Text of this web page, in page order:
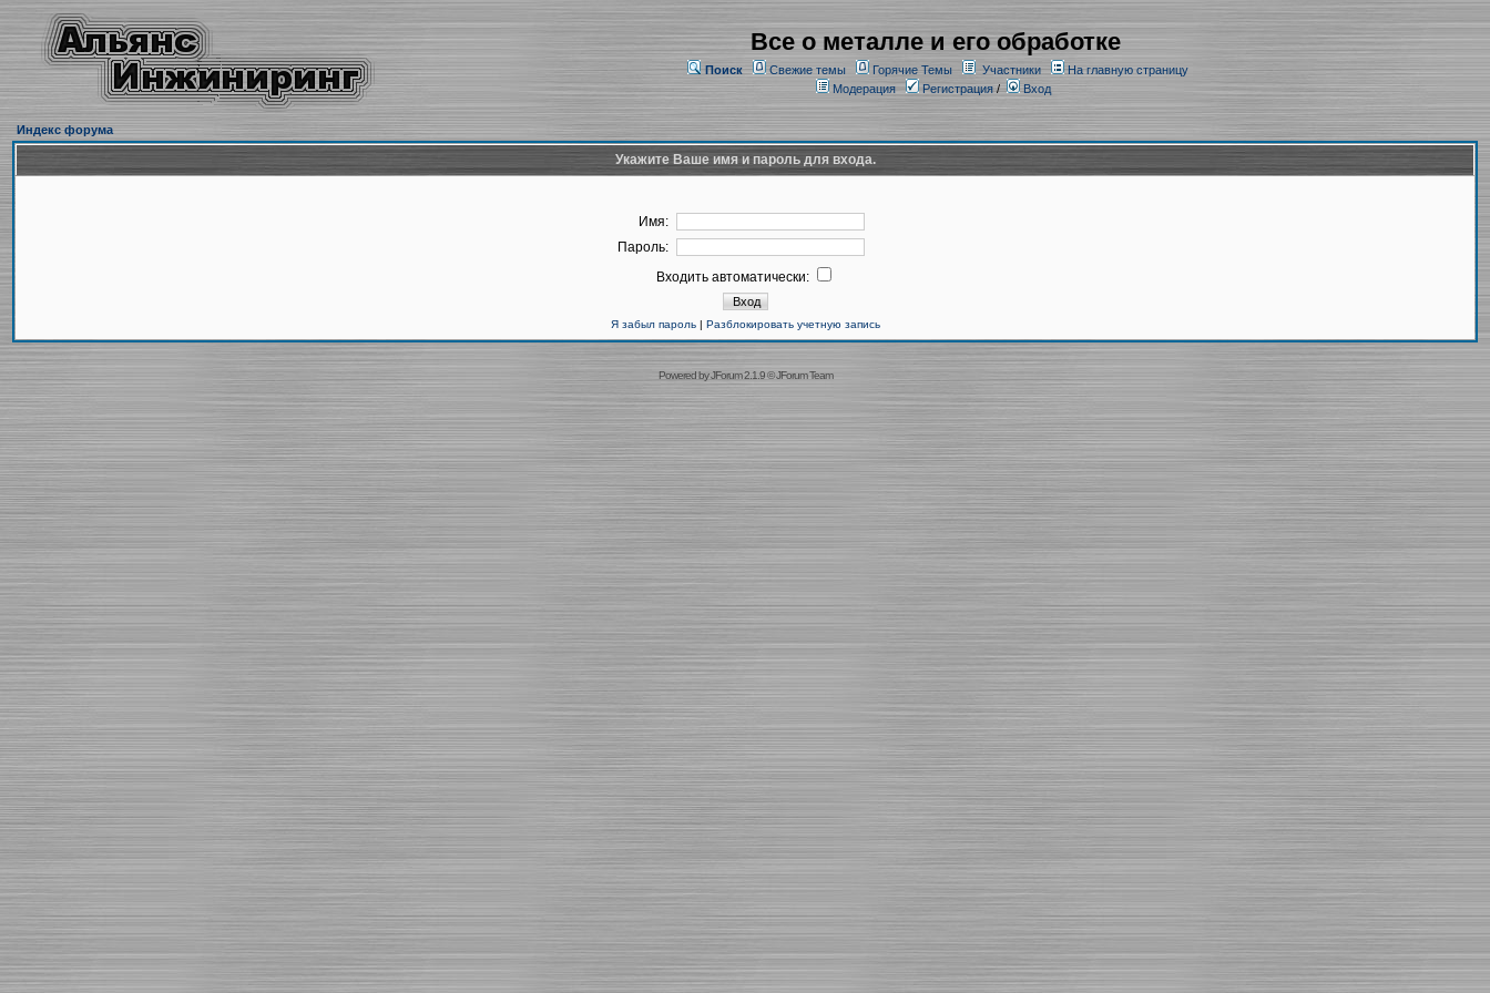
Все о металле и его обработке
Поиск Свежие темы Горячие Темы Участники
На главную страницу
Модерация
Регистрация/ Вход
Индекс форума
Укажите Ваше имя и пароль для входа.
Имя:
Пароль:
Входить автоматически:
Я забыл пароль| Разблокировать учетную запись
Powered byJForum 2.1.9©JForum Team